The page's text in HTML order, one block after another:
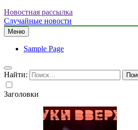
Новостная рассылка
Случайные новости
Меню
Sample Page
Найти:
Заголовки